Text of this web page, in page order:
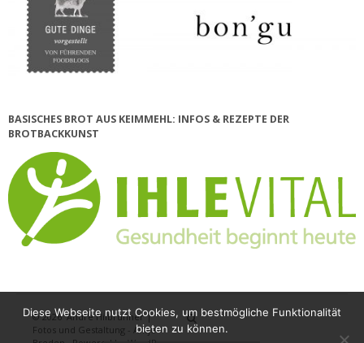
BASISCHES BROT AUS KEIMMEHL: INFOS & REZEPTE DER
BROTBACKKUNST
© 2026André Hilbrunner |
Fotos und Gestaltung - Antje
Diese Webseite nutzt Cookies, um bestmögliche Funktionalität
bieten zu können.